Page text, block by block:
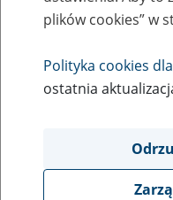
eZUS w
Rodzaj wydarzenia
Szkolenia
Obszar merytoryczny
obsługa klientów
plików cookies” w
Polityka cookies
ostatnia